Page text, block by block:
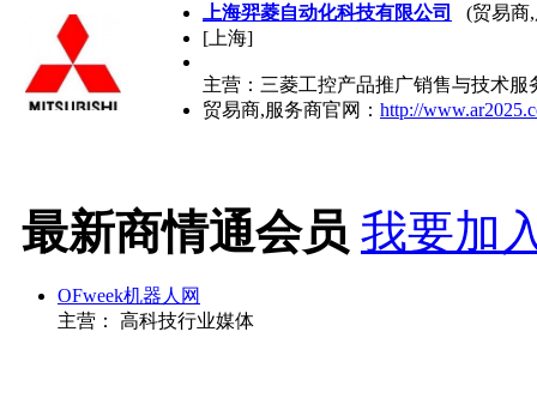
上海羿菱自动化科技有限公司
(贸易商
[上海]
主营：三菱工控产品推广销售与技术服
贸易商,服务商官网： http://
最新商情通会员 我要加
OFweek机器人网
主营： 高科技行业媒体